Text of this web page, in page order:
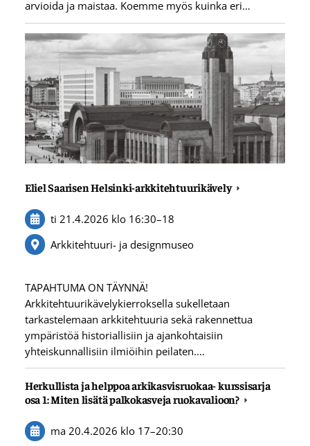
arvioida ja maistaa. Koemme myös kuinka eri…
Eliel Saarisen Helsinki-arkkitehtuurikävely
ti 21.4.2026 klo 16:30–18
Arkkitehtuuri- ja designmuseo
TAPAHTUMA ON TÄYNNÄ!
Arkkitehtuurikävelykierroksella sukelletaan
tarkastelemaan arkkitehtuuria sekä rakennettua
ympäristöä historiallisiin ja ajankohtaisiin
yhteiskunnallisiin ilmiöihin peilaten.…
Herkullista ja helppoa arkikasvisruokaa- kurssisarja
osa 1: Miten lisätä palkokasveja ruokavalioon?
ma 20.4.2026 klo 17–20:30